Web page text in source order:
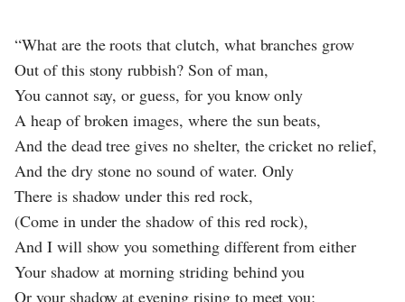
“What are the roots that clutch, what branches grow
Out of this stony rubbish? Son of man,
You cannot say, or guess, for you know only
A heap of broken images, where the sun beats,
And the dead tree gives no shelter, the cricket no relief,
And the dry stone no sound of water. Only
There is shadow under this red rock,
(Come in under the shadow of this red rock),
And I will show you something different from either
Your shadow at morning striding behind you
Or your shadow at evening rising to meet you;